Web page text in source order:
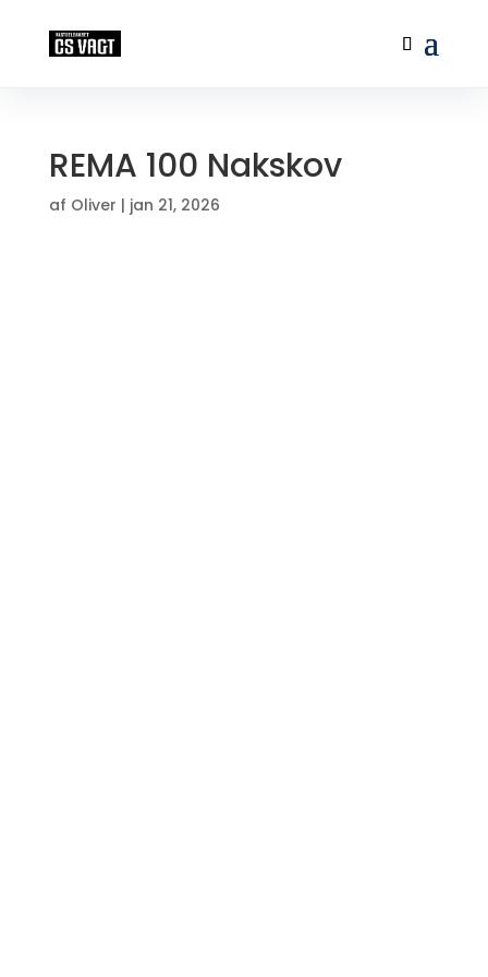
REMA 100 Nakskov
af Oliver | jan 21, 2026